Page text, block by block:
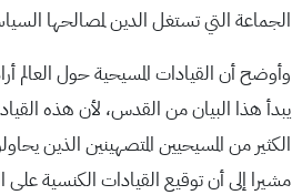
الجماعة التي تستغل الدين لمصالحها
وأوضح أن القيادات المسيحية حول العالم
يبدأ هذا البيان من القدس، لأن هذه
الكثير من المسيحيين المتصهينين الذين
مشيرا إلى أن توقيع القيادات الكنسية على